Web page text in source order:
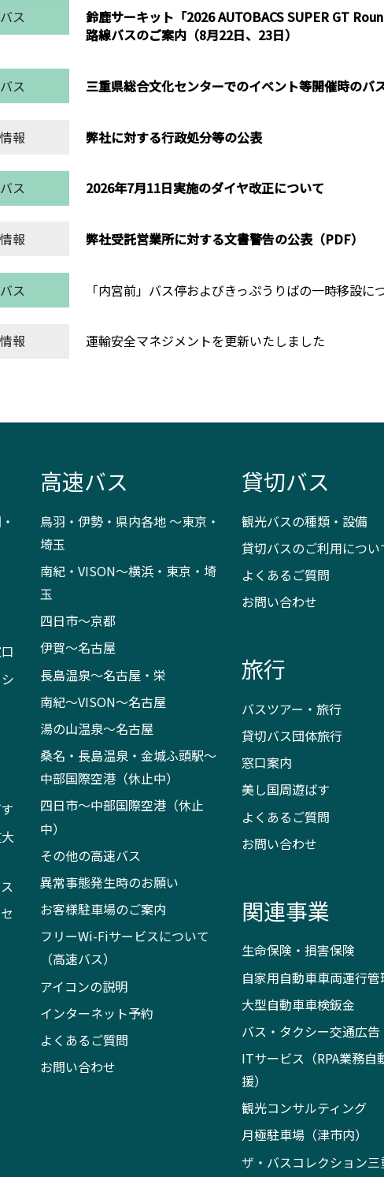
ス
鈴鹿サーキット「2026 AUTOBACS SUPER GT
路線バスのご案内（8月22日、23日）
ス 三重県総合文化センターでのイベント等開催時のバ
報 弊社に対する行政処分等の公表
ス 2026年7月11日実施のダイヤ改正について
報 弊社受託営業所に対する文書警告の公表（PDF）
ス 「内宮前」バス停およびきっぷうりばの一時移設に
報 運輸安全マネジメントを更新いたしました
高速バス
鳥羽・伊勢・県内各地 ～東京・
埼玉
南紀・VISON～横浜・東京・埼
玉
四日市～京都
伊賀～名古屋
長島温泉～名古屋・栄
南紀～VISON～名古屋
湯の山温泉～名古屋
桑名・長島温泉・金城ふ頭駅～
中部国際空港（休止中）
四日市～中部国際空港（休止
中）
その他の高速バス
異常事態発生時のお願い
お客様駐車場のご案内
フリーWi-Fiサービスについて
（高速バス）
アイコンの説明
インターネット予約
よくあるご質問
お問い合わせ
貸切バス
観光バスの種類・設備
貸切バスのご利用につい
よくあるご質問
お問い合わせ
旅行
バスツアー・旅行
貸切バス団体旅行
窓口案内
美し国周遊ばす
よくあるご質問
お問い合わせ
関連事業
生命保険・損害保険
自家用自動車車両運行管
大型自動車車検鈑金
バス・タクシー交通広告
ITサービス（RPA業務自
援）
観光コンサルティング
月極駐車場（津市内）
ザ・バスコレクション三